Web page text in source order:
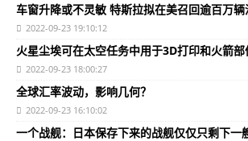
车窗升降或不灵敏 特斯拉拟在美召回逾百万辆
2022-09-23 19:10:12
火星尘埃可在太空任务中用于3D打印和火箭部
2022-09-23 18:00:27
全球汇率波动，影响几何？
2022-09-23 16:10:02
一个战舰：日本保存下来的战舰仅仅只剩下一